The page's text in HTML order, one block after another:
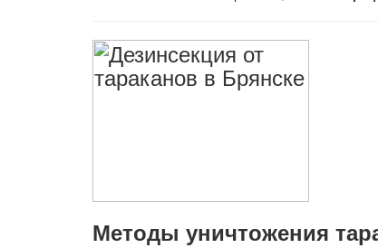
Методы уничтожения